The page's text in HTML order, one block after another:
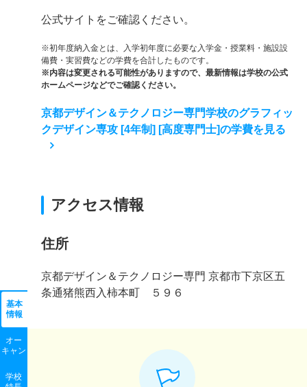
基本
情報
オー
キャン
学校
公式サイトをご確認ください。
※初年度納入金とは、入学初年度に必要な入学金・授業料・施設設
備費・実習費などの学費を合計したものです。
※内容は変更される可能性がありますので、最新情報は学校の公式
ホームページなどでご確認ください。
京都デザイン＆テクノロジー専門学校のグラフィッ
クデザイン専攻 [4年制] [高度専門士]の学費を見る
アクセス情報
住所
京都デザイン＆テクノロジー専門 京都市下京区五
条通猪熊西入柿本町 ５９６